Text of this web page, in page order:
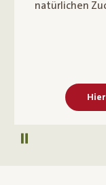
Autoplay pausieren
besticht